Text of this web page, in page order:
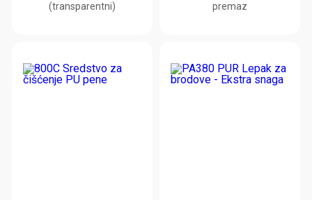
(transparentni)
premaz